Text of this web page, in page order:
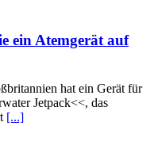
ein Atemgerät auf
hat ein Gerät für
Jetpack<<, das
[...]